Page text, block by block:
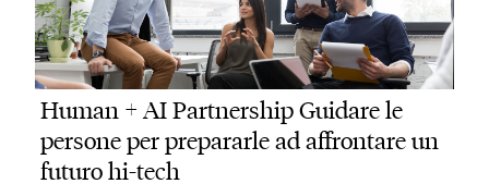
Human + AI Partnership Guidare le
persone per prepararle ad affrontare un
futuro hi-tech